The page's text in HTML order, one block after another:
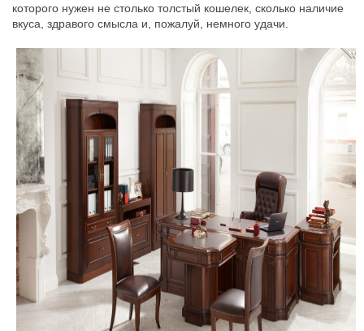
которого нужен не столько толстый кошелек, сколько наличие
вкуса, здравого смысла и, пожалуй, немного удачи.